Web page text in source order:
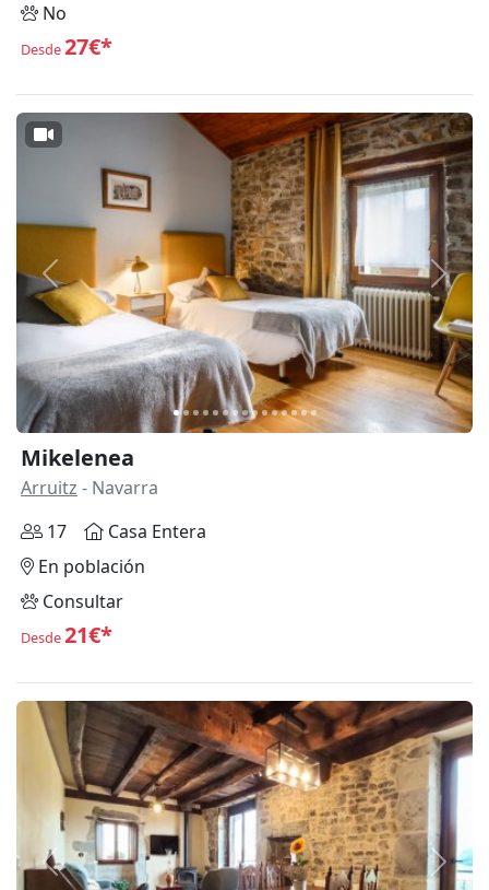
No
Desde27€*
Anterior
Mikelenea
Arruitz - Navarra
17
Casa Entera
En población
Consultar
Desde21€*
Anterior